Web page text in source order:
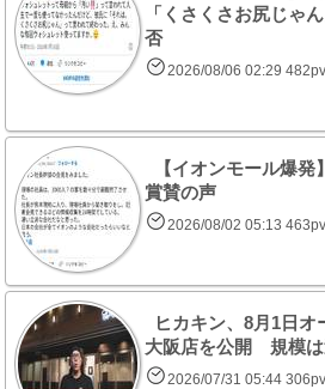
「くさくさお尻じゃ
否
2026/08/06 02:29 482pv
【イオンモール爆発
賞賛の声
2026/08/02 05:13 463pv
ヒカキン、8月1日オ
大阪店を公開 規模は
2026/07/31 05:44 306pv